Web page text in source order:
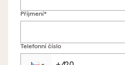
Příjmení*
Telefonní číslo